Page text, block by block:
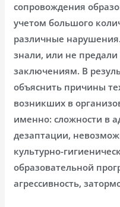
сопровождения
учетом большого
различные
знали, или не
заключениям. В
объяснить причины
возникших в
именно: сложности в
дезаптации,
культурно-
образовательной
агрессивность,